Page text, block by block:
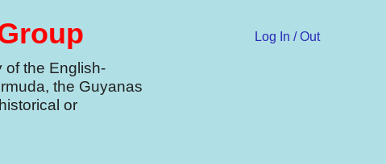
of the English-
the Guyanas
or
Log In / Out